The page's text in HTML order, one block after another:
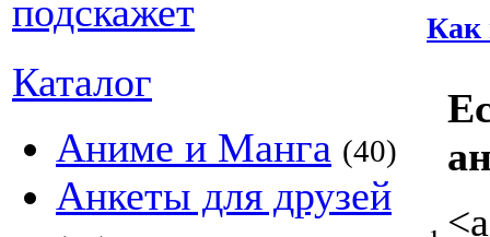
Каталог
Аниме и Манга (40)
Анкеты для друзей
Как